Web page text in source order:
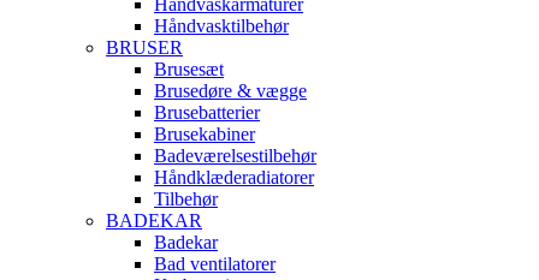
Håndvaskarmaturer
Håndvasktilbehør
BRUSER
Brusesæt
Brusedøre & vægge
Brusebatterier
Brusekabiner
Badeværelsestilbehør
Håndklæderadiatorer
Tilbehør
BADEKAR
Badekar
Bad ventilatorer